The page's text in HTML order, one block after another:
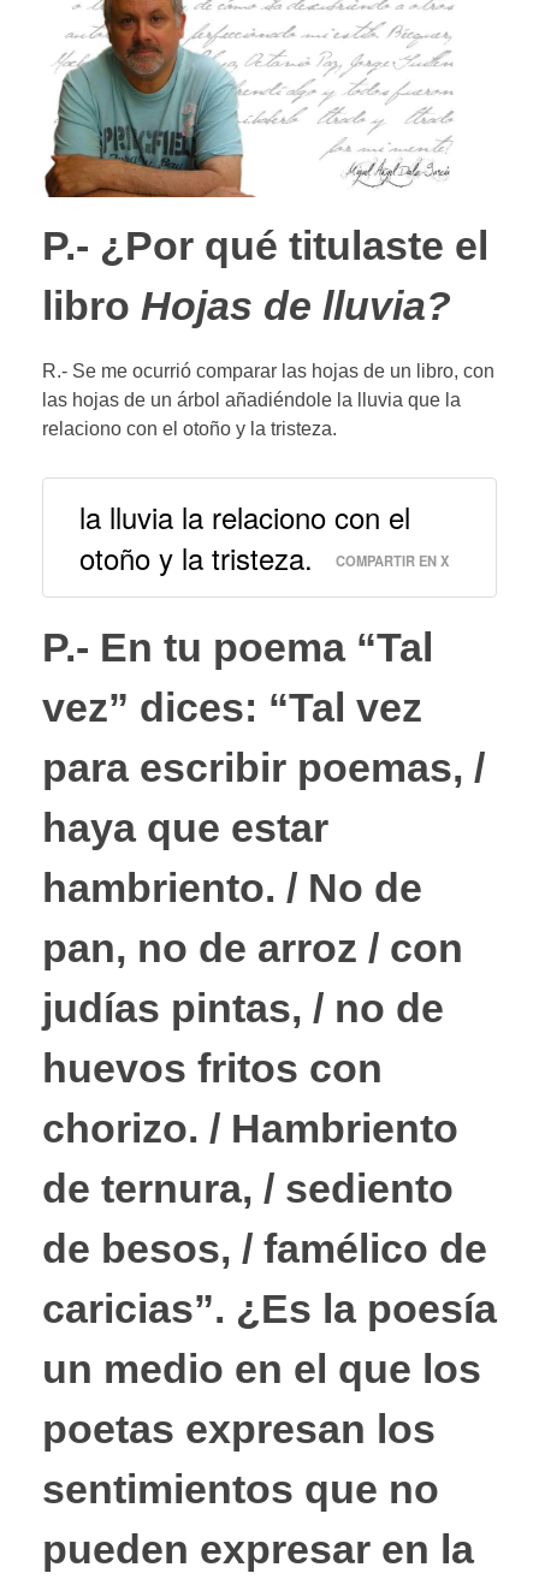
P.- ¿Por qué titulaste el
libro Hojas de lluvia?
R.- Se me ocurrió comparar las hojas de un libro, con
las hojas de un árbol añadiéndole la lluvia que la
relaciono con el otoño y la tristeza.
la lluvia la relaciono con el
otoño y la tristeza.
COMPARTIR EN X
P.- En tu poema “Tal
vez” dices: “Tal vez
para escribir poemas, /
haya que estar
hambriento. / No de
pan, no de arroz / con
judías pintas, / no de
huevos fritos con
chorizo. / Hambriento
de ternura, / sediento
de besos, / famélico de
caricias”. ¿Es la poesía
un medio en el que los
poetas expresan los
sentimientos que no
pueden expresar en la